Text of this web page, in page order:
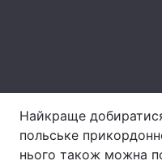
Найкраще
польське
нього також можна